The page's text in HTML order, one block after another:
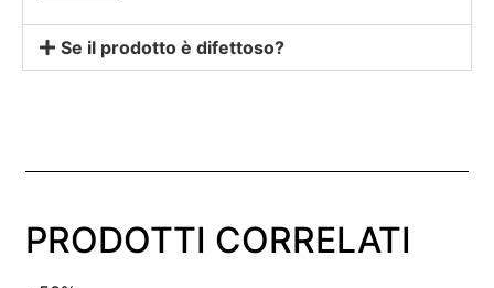
Se il prodotto è difettoso?
PRODOTTI CORRELATI